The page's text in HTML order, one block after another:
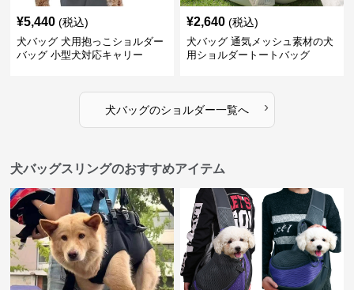
¥5,440 (税込)
犬バッグ 犬用抱っこショルダー
バッグ 小型犬対応キャリー
¥2,640 (税込)
犬バッグ 通気メッシュ素材の犬
用ショルダートートバッグ
犬バッグのショルダー一覧へ ›
犬バッグスリングのおすすめアイテム